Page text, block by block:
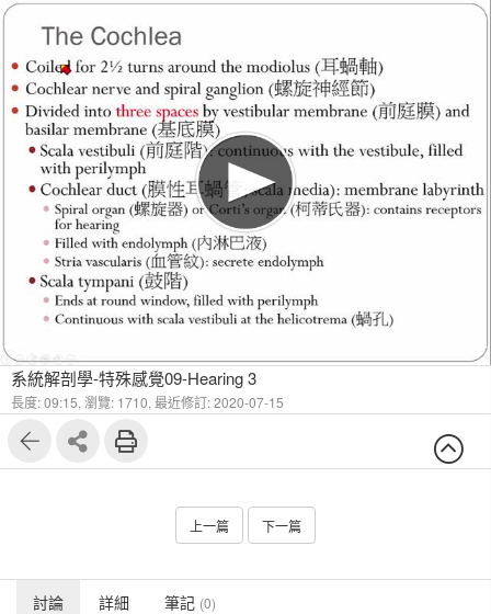
系統解剖學-特殊感覺09-Hearing 3
長度: 09:15, 瀏覽: 1710, 最近修訂: 2020-07-15
上一篇 下一篇
討論 詳細 筆記 (0)